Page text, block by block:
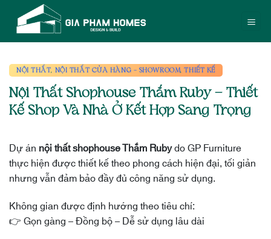
NỘI THẤT, NỘI THẤT CỬA HÀNG - SHOWROOM,THIẾT KẾ
Nội Thất Shophouse Thắm Ruby – Thiết
Kế Shop Và Nhà Ở Kết Hợp Sang Trọng
Dự án nội thất shophouse Thắm Rubydo GP Furniture
thực hiện được thiết kế theo phong cách hiện đại, tối giản
nhưng vẫn đảm bảo đầy đủ công năng sử dụng.
Không gian được định hướng theo tiêu chí:
👉 Gọn gàng – Đồng bộ – Dễ sử dụng lâu dài